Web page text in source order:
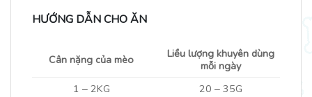
HƯỚNG DẪN CHO ĂN
Cân nặng của mèo
Liều lượng khuyên dùng
mỗi ngày
1 ‒ 2KG
20 ‒ 35G